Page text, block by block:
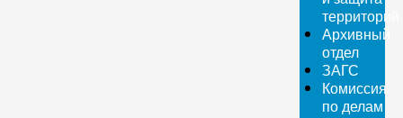
территорий
Архивный
отдел
ЗАГС
Комиссия
по делам